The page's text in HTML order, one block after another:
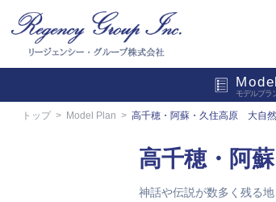
モデルプラ
トップ Model Plan 高千穂・阿蘇・久住高原 大自
高千穂・阿
神話や伝説が数多く残る